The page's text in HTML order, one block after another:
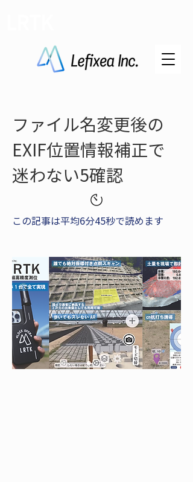
ファイル名変更後の
EXIF位置情報補正で
迷わない5確認
この記事は平均6分45秒で読めます